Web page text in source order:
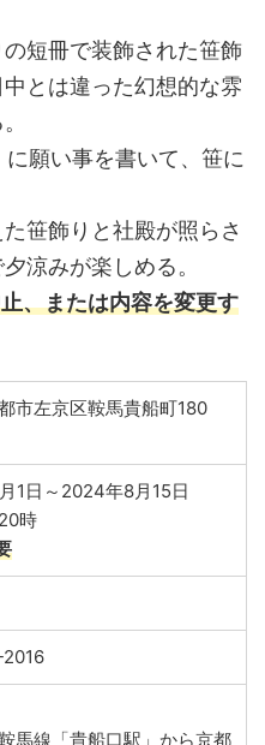
短冊で装飾された笹飾
とは違った幻想的な雰
願い事を書いて、笹に
笹飾りと社殿が照らさ
涼みが楽しめる。
、または内容を変更す
市左京区鞍馬貴船町180
1日～2024年8月15日
時
馬線「貴船口駅」から京都